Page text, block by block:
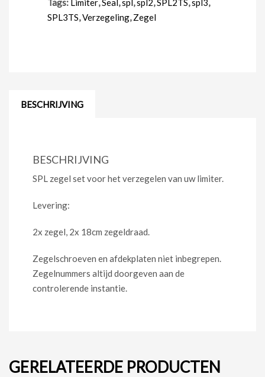
SPL3TS,Verzegeling, Zegel
BESCHRIJVING
BESCHRIJVING
SPL zegel set voor het verzegelen van uw limiter.
Levering:
2x zegel, 2x 18cm zegeldraad.
Zegelschroeven en afdekplaten niet inbegrepen.
Zegelnummers altijd doorgeven aan de
controlerende instantie.
GERELATEERDE PRODUCTEN